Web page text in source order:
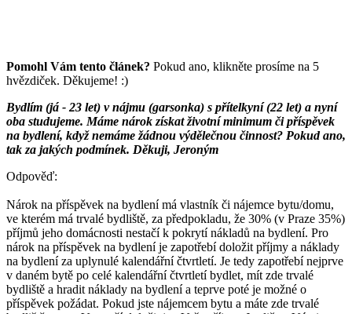
Pomohl Vám tento článek? Pokud ano, klikněte prosíme na 5
hvězdiček. Děkujeme! :)
Bydlím (já - 23 let) v nájmu (garsonka) s přítelkyní (22 let) a nyní
oba studujeme. Máme nárok získat životní minimum či příspěvek
na bydlení, když nemáme žádnou výdělečnou činnost? Pokud ano,
tak za jakých podmínek. Děkuji, Jeroným
Odpověď:
Nárok na příspěvek na bydlení má vlastník či nájemce bytu/domu,
ve kterém má trvalé bydliště, za předpokladu, že 30% (v Praze 35%)
příjmů jeho domácnosti nestačí k pokrytí nákladů na bydlení. Pro
nárok na příspěvek na bydlení je zapotřebí doložit příjmy a náklady
na bydlení za uplynulé kalendářní čtvrtletí. Je tedy zapotřebí nejprve
v daném bytě po celé kalendářní čtvrtletí bydlet, mít zde trvalé
bydliště a hradit náklady na bydlení a teprve poté je možné o
příspěvek požádat. Pokud jste nájemcem bytu a máte zde trvalé